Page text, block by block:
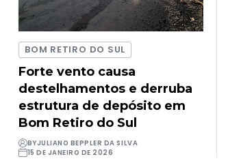
BOM RETIRO DO SUL
Forte vento causa
destelhamentos e derruba
estrutura de depósito em
Bom Retiro do Sul
BYJULIANO BEPPLER DA SILVA
15 DE JANEIRO DE 2026